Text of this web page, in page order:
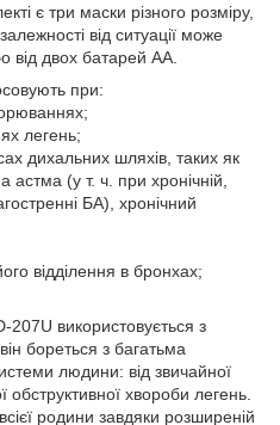
є три маски різного розміру,
від ситуації може
від двох батарей АА.
при:
легень;
дихальних шляхів, таких як
астма (у т. ч. при хронічній,
БА), хронічний
відділення в бронхах;
використовується з
бореться з багатьма
людини: від звичайної
обструктивної хвороби легень.
родини завдяки розширеній